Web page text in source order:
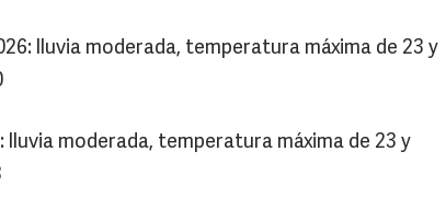
lluvia moderada, temperatura máxima de 23 y
lluvia moderada, temperatura máxima de 23 y